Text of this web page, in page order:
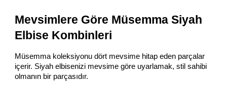
Mevsimlere Göre Müsemma Siyah
Elbise Kombinleri
Müsemma koleksiyonu dört mevsime hitap eden parçalar
içerir. Siyah elbisenizi mevsime göre uyarlamak, stil sahibi
olmanın bir parçasıdır.